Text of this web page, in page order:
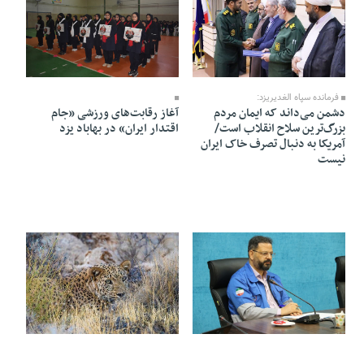
13 Bahman 1404 - 18:20
فرمانده سپاه الغدیریزد:
دشمن می‌داند که ایمان مردم
بزرگ‌ترین سلاح انقلاب است/
آمریکا به دنبال تصرف خاک ایران
نیست
07 Bahman 1404 - 17:32
آغاز رقابت‌های ورزشی «جام
اقتدار ایران» در بهاباد یزد
24 Dey 1404 - 10:25
17 Dey 1404 - 20:56